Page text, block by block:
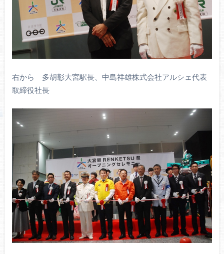
右から 多胡彰大宮駅長、中島祥雄株式会社アルシェ代表
取締役社長